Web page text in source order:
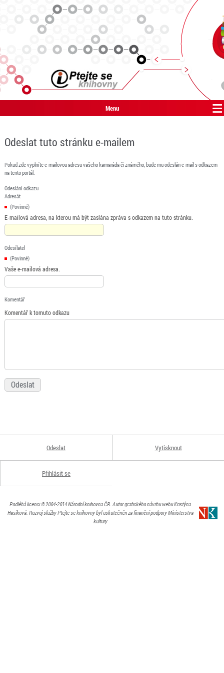
Menu
Odeslat tuto stránku e-mailem
Pokud zde vyplníte e-mailovou adresu vašeho kamaráda či známého, bude mu odeslán e-mail s odkazem
na tento portál.
Odeslání odkazu
Adresát
(Povinné)
E-mailová adresa, na kterou má být zaslána zpráva s odkazem na tuto stránku.
Odesílatel
(Povinné)
Vaše e-mailová adresa.
Komentář
Komentář k tomuto odkazu
Odeslat Vytisknout
Přihlásit se
Podléhá licenci© 2004-2014Národní knihovna ČR. Autor grafického návrhu webu Kristýna
Hasíková. Rozvoj služby Ptejte se knihovny byl uskutečněn za finanční podpory Ministerstva
kultury